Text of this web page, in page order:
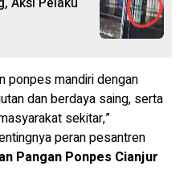
ponpes mandiri dengan
dan berdaya saing, serta
sekitar,”
peran pesantren
Pangan Ponpes Cianjur